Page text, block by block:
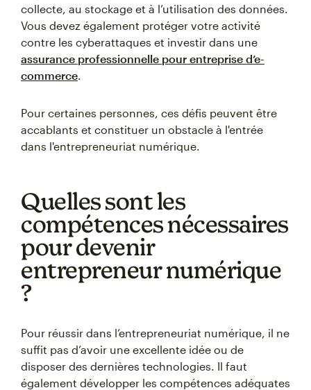
collecte, au stockage et à l’utilisation des données.
Vous devez également protéger votre activité
contre les cyberattaques et investir dans une
assurance professionnelle pour entreprise d’e-
commerce.
Pour certaines personnes, ces défis peuvent être
accablants et constituer un obstacle à l'entrée
dans l'entrepreneuriat numérique.
Quelles sont les
compétences nécessaires
pour devenir
entrepreneur numérique
?
Pour réussir dans l’entrepreneuriat numérique, il ne
suffit pas d’avoir une excellente idée ou de
disposer des dernières technologies. Il faut
également développer les compétences adéquates